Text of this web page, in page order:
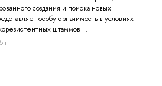
создания и поиска новых
особую значимость в условиях
штаммов ...
г.